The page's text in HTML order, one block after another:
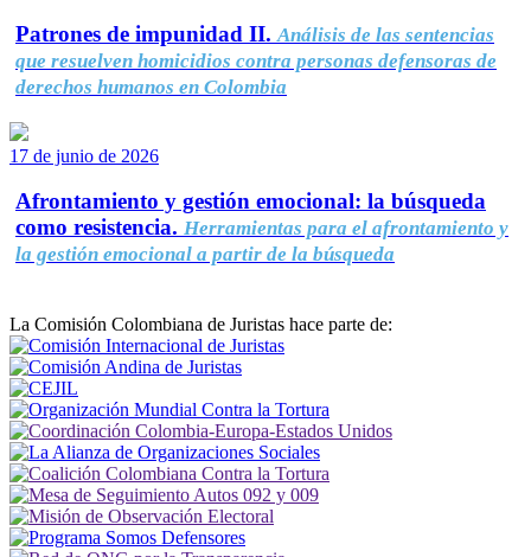
Patrones de impunidad II. Análisis de las sentencias
que resuelven homicidios contra personas defensoras de
derechos humanos en Colombia
17 de junio de 2026
Afrontamiento y gestión emocional: la búsqueda
como resistencia. Herramientas para el afrontamiento y
la gestión emocional a partir de la búsqueda
La Comisión Colombiana de Juristas hace parte de: